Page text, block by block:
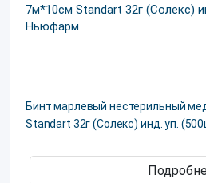
Бинт марлевый нестерильный
Standart 32г (Солекс) инд. уп.